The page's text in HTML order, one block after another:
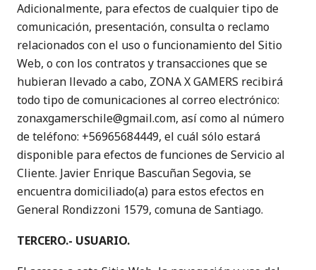
Adicionalmente, para efectos de cualquier tipo de
comunicación, presentación, consulta o reclamo
relacionados con el uso o funcionamiento del Sitio
Web, o con los contratos y transacciones que se
hubieran llevado a cabo, ZONA X GAMERS recibirá
todo tipo de comunicaciones al correo electrónico:
zonaxgamerschile@gmail.com, así como al número
de teléfono: +56965684449, el cuál sólo estará
disponible para efectos de funciones de Servicio al
Cliente. Javier Enrique Bascuñan Segovia, se
encuentra domiciliado(a) para estos efectos en
General Rondizzoni 1579, comuna de Santiago.
TERCERO.- USUARIO.